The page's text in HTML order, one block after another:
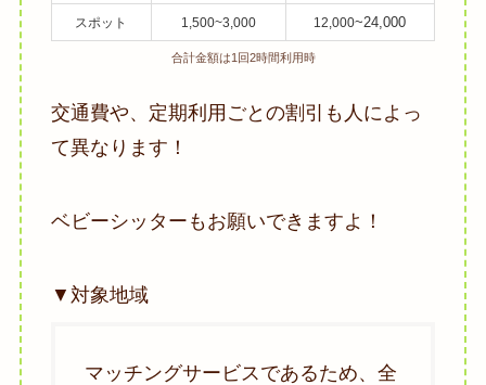
スポット 1,500~3,000 12,000~24,000
合計金額は1回2時間利用時
交通費や、定期利用ごとの割引も人によっ
て異なります！
ベビーシッターもお願いできますよ！
▼対象地域
マッチングサービスであるため、全